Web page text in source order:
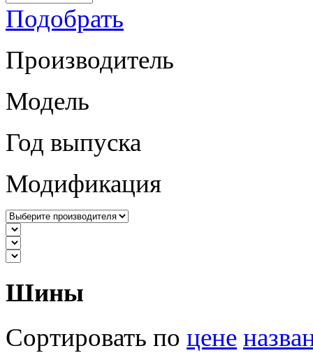
Подобрать
Производитель
Модель
Год выпуска
Модификация
Шины
Сортировать по цене